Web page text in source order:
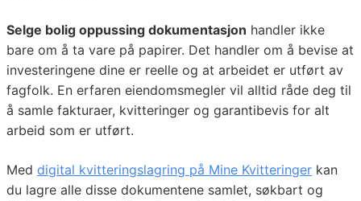
Selge bolig oppussing dokumentasjon handler ikke
bare om å ta vare på papirer. Det handler om å bevise at
investeringene dine er reelle og at arbeidet er utført av
fagfolk. En erfaren eiendomsmegler vil alltid råde deg til
å samle fakturaer, kvitteringer og garantibevis for alt
arbeid som er utført.
Med digital kvitteringslagring på Mine Kvitteringer kan
du lagre alle disse dokumentene samlet, søkbart og